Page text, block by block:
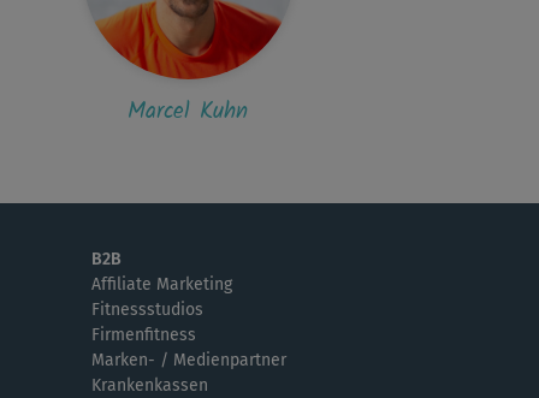
"elegant" oder "cool" war bei mir heute
nicht viel zu merken 😛😉😉 aber...
Marcel Kuhn
B2B
Affiliate Marketing
Fitnessstudios
Firmenfitness
Marken- / Medienpartner
Krankenkassen